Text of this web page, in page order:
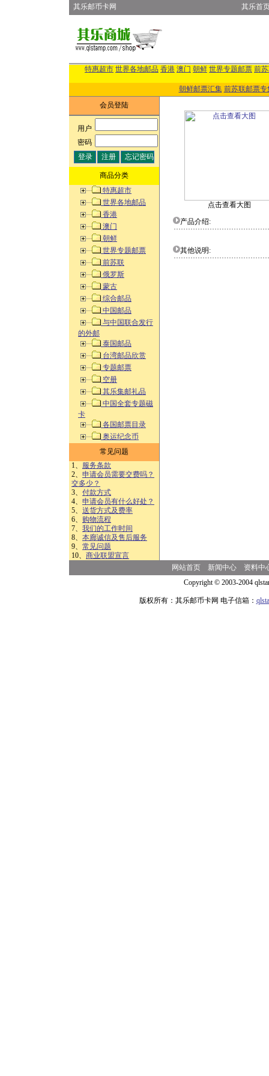
其乐邮币卡网 其乐首
特惠超市 世界各地邮品 香港 澳门 朝鲜 世界专题邮票 前
朝鲜邮票汇集 前苏联邮票专
会员登陆
用户:
密码:
商品分类
特惠超市
世界各地邮品
香港
澳门
朝鲜
世界专题邮票
前苏联
俄罗斯
蒙古
综合邮品
中国邮品
与中国联合发行
的外邮
泰国邮品
台湾邮品欣赏
专题邮票
空册
其乐集邮礼品
中国全套专题磁
卡
各国邮票目录
奥运纪念币
常见问题
1、 服务条款
2、 申请会员需要交费吗？
交多少？
3、 付款方式
4、 申请会员有什么好处？
5、 送货方式及费率
6、 购物流程
7、 我们的工作时间
8、 本廊诚信及售后服务
9、 常见问题
10、 商业联盟宣言
点击查看大图
产品介绍:
其他说明:
网站首页 新闻中心
资料中
Copyright © 2003-2004
版权所有：其乐邮币卡网 电子信箱：